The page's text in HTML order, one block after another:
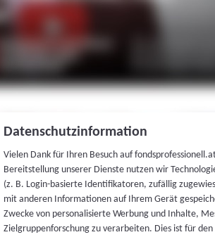
Datenschutzinformation
Vielen Dank für Ihren Besuch auf
Bereitstellung unserer Dienste nutzen wir
(z. B. Login-basierte Identifikatoren, zufällig
mit anderen Informationen auf Ihrem Gerät
Zwecke von personalisierte Werbung und Inhalte,
Zielgruppenforschung zu verarbeiten. Dies ist für